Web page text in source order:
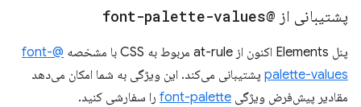
پشتیبانی از @font-palette-values
پنل Elements اکنون از at-rule مربوط به CSS با مشخصه
@font-
palette-values ​​پشتیبانی می‌کند. این ویژگی به شما امکان می‌دهد
مقادیر پیش‌فرض ویژگی font-palette را سفارشی کنید.